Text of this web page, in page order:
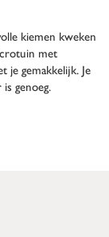
kiemen kweken
met
je gemakkelijk. Je
genoeg.